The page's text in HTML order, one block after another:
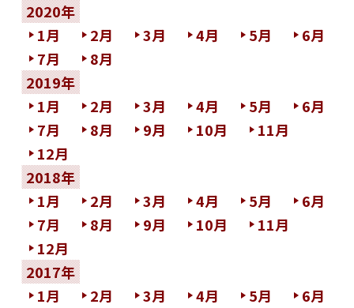
2020年
1月
2月 3月 4月 5月
6月
7月
8月
2019年
1月
2月 3月 4月 5月
6月
7月
8月 9月 10月
11月
12月
2018年
1月
2月 3月 4月 5月
6月
7月
8月 9月 10月
11月
12月
2017年
1月
2月 3月 4月 5月
6月